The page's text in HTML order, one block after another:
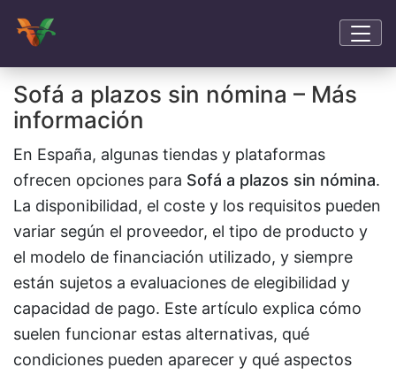
Sofá a plazos sin nómina – Más
información
En España, algunas tiendas y plataformas
ofrecen opciones para Sofá a plazos sin nómina.
La disponibilidad, el coste y los requisitos pueden
variar según el proveedor, el tipo de producto y
el modelo de financiación utilizado, y siempre
están sujetos a evaluaciones de elegibilidad y
capacidad de pago. Este artículo explica cómo
suelen funcionar estas alternativas, qué
condiciones pueden aparecer y qué aspectos